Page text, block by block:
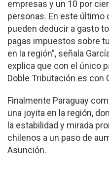
empresas y un 10 por
personas. En este último
pueden deducir a gasto
pagas impuestos sobre
en la región”, señala
explica que con el único
Doble Tributación es con
Finalmente Paraguay
una joyita en la región,
la estabilidad y mirada
chilenos a un paso de
Asunción.